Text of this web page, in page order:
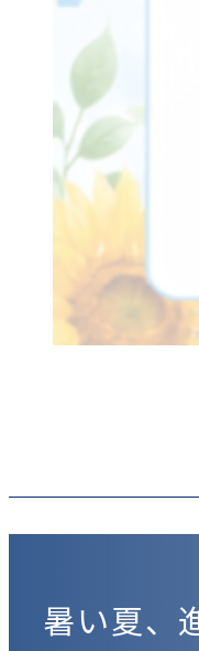
暑い夏、